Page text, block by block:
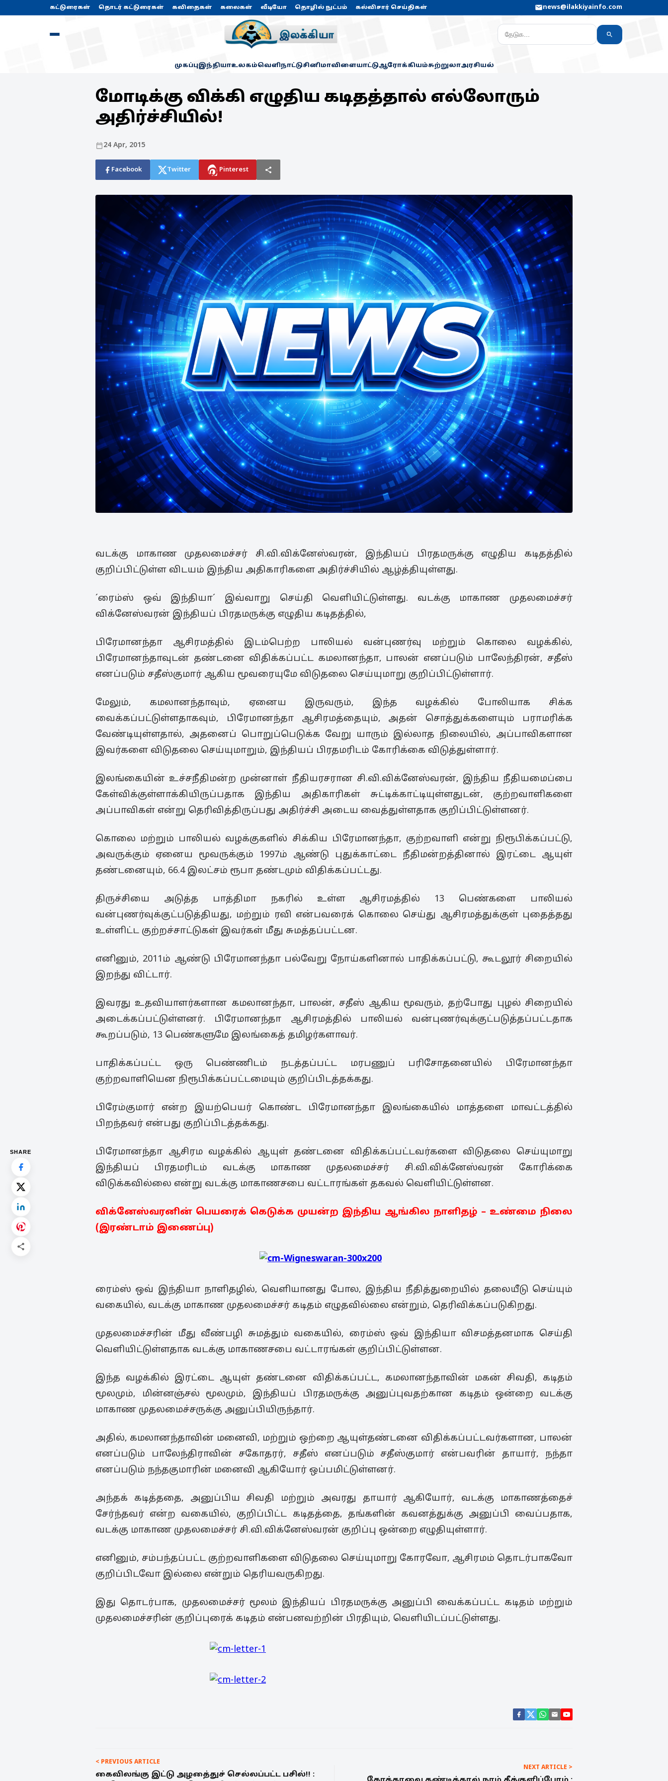
கட்டுரைகள் தொடர் கட்டுரைகள் கவிதைகள் கலைகள் வீடியோ தொழில் நுட்பம் கல்விசார் செய்திகள் news@ilakkiyainfo.com
முகப்புஇந்தியாஉலகம்வெளிநாட்டுசினிமாவிளையாட்டுஆரோக்கியம்சுற்றுலாஅரசியல்
மோடிக்கு விக்கி எழுதிய கடிதத்தால் எல்லோரும்
அதிர்ச்சியில்!
24 Apr, 2015
Facebook Twitter Pinterest
SHARE
வடக்கு மாகாண முதலமைச்சர் சி.வி.விக்னேஸ்வரன், இந்தியப் பிரதமருக்கு எழுதிய கடிதத்தில்
குறிப்பிட்டுள்ள விடயம் இந்திய அதிகாரிகளை அதிர்ச்சியில் ஆழ்த்தியுள்ளது.
´ரைம்ஸ் ஒவ் இந்தியா´ இவ்வாறு செய்தி வெளியிட்டுள்ளது. வடக்கு மாகாண முதலமைச்சர்
விக்னேஸ்வரன் இந்தியப் பிரதமருக்கு எழுதிய கடிதத்தில்,
பிரேமானந்தா ஆசிரமத்தில் இடம்பெற்ற பாலியல் வன்புணர்வு மற்றும் கொலை வழக்கில்,
பிரேமானந்தாவுடன் தண்டனை விதிக்கப்பட்ட கமலானந்தா, பாலன் எனப்படும் பாலேந்திரன், சதீஸ்
எனப்படும் சதீஸ்குமார் ஆகிய மூவரையுமே விடுதலை செய்யுமாறு குறிப்பிட்டுள்ளார்.
மேலும், கமலானந்தாவும், ஏனைய இருவரும், இந்த வழக்கில் போலியாக சிக்க
வைக்கப்பட்டுள்ளதாகவும், பிரேமானந்தா ஆசிரமத்தையும், அதன் சொத்துக்களையும் பராமரிக்க
வேண்டியுள்ளதால், அதனைப் பொறுப்பெடுக்க வேறு யாரும் இல்லாத நிலையில், அப்பாவிகளான
இவர்களை விடுதலை செய்யுமாறும், இந்தியப் பிரதமரிடம் கோரிக்கை விடுத்துள்ளார்.
இலங்கையின் உச்சநீதிமன்ற முன்னாள் நீதியரசரான சி.வி.விக்னேஸ்வரன், இந்திய நீதியமைப்பை
கேள்விக்குள்ளாக்கியிருப்பதாக இந்திய அதிகாரிகள் சுட்டிக்காட்டியுள்ளதுடன், குற்றவாளிகளை
அப்பாவிகள் என்று தெரிவித்திருப்பது அதிர்ச்சி அடைய வைத்துள்ளதாக குறிப்பிட்டுள்ளனர்.
கொலை மற்றும் பாலியல் வழக்குகளில் சிக்கிய பிரேமானந்தா, குற்றவாளி என்று நிரூபிக்கப்பட்டு,
அவருக்கும் ஏனைய மூவருக்கும் 1997ம் ஆண்டு புதுக்காட்டை நீதிமன்றத்தினால் இரட்டை ஆயுள்
தண்டனையும், 66.4 இலட்சம் ரூபா தண்டமும் விதிக்கப்பட்டது.
திருச்சியை அடுத்த பாத்திமா நகரில் உள்ள ஆசிரமத்தில் 13 பெண்களை பாலியல்
வன்புணர்வுக்குட்படுத்தியது, மற்றும் ரவி என்பவரைக் கொலை செய்து ஆசிரமத்துக்குள் புதைத்தது
உள்ளிட்ட குற்றச்சாட்டுகள் இவர்கள் மீது சுமத்தப்பட்டன.
எனினும், 2011ம் ஆண்டு பிரேமானந்தா பல்வேறு நோய்களினால் பாதிக்கப்பட்டு, கூடலூர் சிறையில்
இறந்து விட்டார்.
இவரது உதவியாளர்களான கமலானந்தா, பாலன், சதீஸ் ஆகிய மூவரும், தற்போது புழல் சிறையில்
அடைக்கப்பட்டுள்ளனர். பிரேமானந்தா ஆசிரமத்தில் பாலியல் வன்புணர்வுக்குட்படுத்தப்பட்டதாக
கூறப்படும், 13 பெண்களுமே இலங்கைத் தமிழர்களாவர்.
பாதிக்கப்பட்ட ஒரு பெண்ணிடம் நடத்தப்பட்ட மரபணுப் பரிசோதனையில் பிரேமானந்தா
குற்றவாளியென நிரூபிக்கப்பட்டமையும் குறிப்பிடத்தக்கது.
பிரேம்குமார் என்ற இயற்பெயர் கொண்ட பிரேமானந்தா இலங்கையில் மாத்தளை மாவட்டத்தில்
பிறந்தவர் என்பது குறிப்பிடத்தக்கது.
பிரேமானந்தா ஆசிரம வழக்கில் ஆயுள் தண்டனை விதிக்கப்பட்டவர்களை விடுதலை செய்யுமாறு
இந்தியப் பிரதமரிடம் வடக்கு மாகாண முதலமைச்சர் சி.வி.விக்னேஸ்வரன் கோரிக்கை
விடுக்கவில்லை என்று வடக்கு மாகாணசபை வட்டாரங்கள் தகவல் வெளியிட்டுள்ளன.
விக்னேஸ்வரனின் பெயரைக் கெடுக்க முயன்ற இந்திய ஆங்கில நாளிதழ் – உண்மை நிலை
(இரண்டாம் இணைப்பு)
ரைம்ஸ் ஒவ் இந்தியா நாளிதழில், வெளியானது போல, இந்திய நீதித்துறையில் தலையீடு செய்யும்
வகையில், வடக்கு மாகாண முதலமைச்சர் கடிதம் எழுதவில்லை என்றும், தெரிவிக்கப்படுகிறது.
முதலமைச்சரின் மீது வீண்பழி சுமத்தும் வகையில், ரைம்ஸ் ஒவ் இந்தியா விசமத்தனமாக செய்தி
வெளியிட்டுள்ளதாக வடக்கு மாகாணசபை வட்டாரங்கள் குறிப்பிட்டுள்ளன.
இந்த வழக்கில் இரட்டை ஆயுள் தண்டனை விதிக்கப்பட்ட, கமலானந்தாவின் மகன் சிவதி, கடிதம்
மூலமும், மின்னஞ்சல் மூலமும், இந்தியப் பிரதமருக்கு அனுப்புவதற்கான கடிதம் ஒன்றை வடக்கு
மாகாண முதலமைச்சருக்கு அனுப்பியிருந்தார்.
அதில், கமலானந்தாவின் மனைவி, மற்றும் ஒற்றை ஆயுள்தண்டனை விதிக்கப்பட்டவர்களான, பாலன்
எனப்படும் பாலேந்திராவின் சகோதரர், சதீஸ் எனப்படும் சதீஸ்குமார் என்பவரின் தாயார், நந்தா
எனப்படும் நந்தகுமாரின் மனைவி ஆகியோர் ஒப்பமிட்டுள்ளனர்.
அந்தக் கடித்ததை, அனுப்பிய சிவதி மற்றும் அவரது தாயார் ஆகியோர், வடக்கு மாகாணத்தைச்
சேர்ந்தவர் என்ற வகையில், குறிப்பிட்ட கடிதத்தை, தங்களின் கவனத்துக்கு அனுப்பி வைப்பதாக,
வடக்கு மாகாண முதலமைச்சர் சி.வி.விக்னேஸ்வரன் குறிப்பு ஒன்றை எழுதியுள்ளார்.
எனினும், சம்பந்தப்பட்ட குற்றவாளிகளை விடுதலை செய்யுமாறு கோரவோ, ஆசிரமம் தொடர்பாகவோ
குறிப்பிடவோ இல்லை என்றும் தெரியவருகிறது.
இது தொடர்பாக, முதலமைச்சர் மூலம் இந்தியப் பிரதமருக்கு அனுப்பி வைக்கப்பட்ட கடிதம் மற்றும்
முதலமைச்சரின் குறிப்புரைக் கடிதம் என்பனவற்றின் பிரதியும், வெளியிடப்பட்டுள்ளது.
< PREVIOUS ARTICLE
கைவிலங்கு இட்டு அழதை்துச் செல்லப்பட்ட பசில்!! :
NEXT ARTICLE >